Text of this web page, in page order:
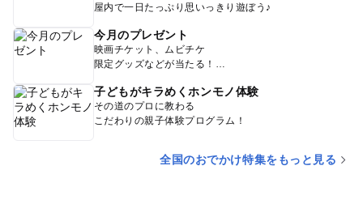
屋内で一日たっぷり思いっきり遊ぼう♪
今月のプレゼント
映画チケット、ムビチケ
限定グッズなどが当たる！
子どもがキラめくホンモノ体験
その道のプロに教わる
こだわりの親子体験プログラム！
全国のおでかけ特集をもっと見る